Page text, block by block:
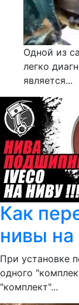
Одной из
легко
является...
Как
нивы
При установке
одного
"комплект"...